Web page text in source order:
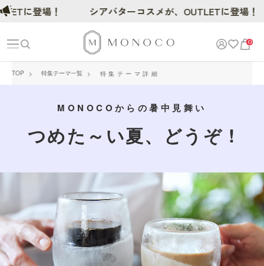
0
TOP 特集テーマ一覧 特集テーマ詳細
MONOCOからの暑中見舞い
つめた～い夏、どうぞ !
登場！ シアバターコスメが、OUTLETに登場！